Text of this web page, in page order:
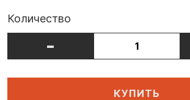
Количество
-
КУПИТЬ